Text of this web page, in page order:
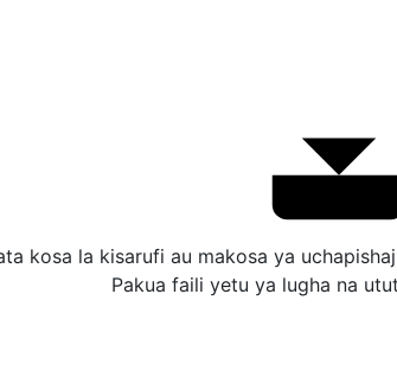
kosa la kisarufi au makosa ya
Pakua faili yetu ya lugha na